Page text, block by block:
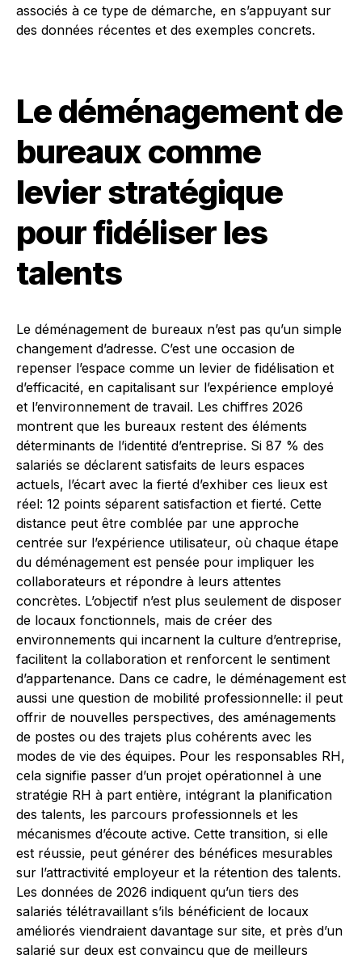
associés à ce type de démarche, en s’appuyant sur
des données récentes et des exemples concrets.
Le déménagement de
bureaux comme
levier stratégique
pour fidéliser les
talents
Le déménagement de bureaux n’est pas qu’un simple
changement d’adresse. C’est une occasion de
repenser l’espace comme un levier de fidélisation et
d’efficacité, en capitalisant sur l’expérience employé
et l’environnement de travail. Les chiffres 2026
montrent que les bureaux restent des éléments
déterminants de l’identité d’entreprise. Si 87 % des
salariés se déclarent satisfaits de leurs espaces
actuels, l’écart avec la fierté d’exhiber ces lieux est
réel: 12 points séparent satisfaction et fierté. Cette
distance peut être comblée par une approche
centrée sur l’expérience utilisateur, où chaque étape
du déménagement est pensée pour impliquer les
collaborateurs et répondre à leurs attentes
concrètes. L’objectif n’est plus seulement de disposer
de locaux fonctionnels, mais de créer des
environnements qui incarnent la culture d’entreprise,
facilitent la collaboration et renforcent le sentiment
d’appartenance. Dans ce cadre, le déménagement est
aussi une question de mobilité professionnelle: il peut
offrir de nouvelles perspectives, des aménagements
de postes ou des trajets plus cohérents avec les
modes de vie des équipes. Pour les responsables RH,
cela signifie passer d’un projet opérationnel à une
stratégie RH à part entière, intégrant la planification
des talents, les parcours professionnels et les
mécanismes d’écoute active. Cette transition, si elle
est réussie, peut générer des bénéfices mesurables
sur l’attractivité employeur et la rétention des talents.
Les données de 2026 indiquent qu’un tiers des
salariés télétravaillant s’ils bénéficient de locaux
améliorés viendraient davantage sur site, et près d’un
salarié sur deux est convaincu que de meilleurs